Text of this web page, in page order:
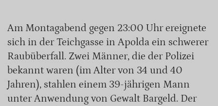
Am Montagabend gegen 23:00 Uhr ereignete
sich in der Teichgasse in Apolda ein schwerer
Raubüberfall. Zwei Männer, die der Polizei
bekannt waren (im Alter von 34 und 40
Jahren), stahlen einem 39-jährigen Mann
unter Anwendung von Gewalt Bargeld. Der